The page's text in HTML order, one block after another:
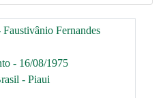
Fernandes
- 16/08/1975
- Piaui